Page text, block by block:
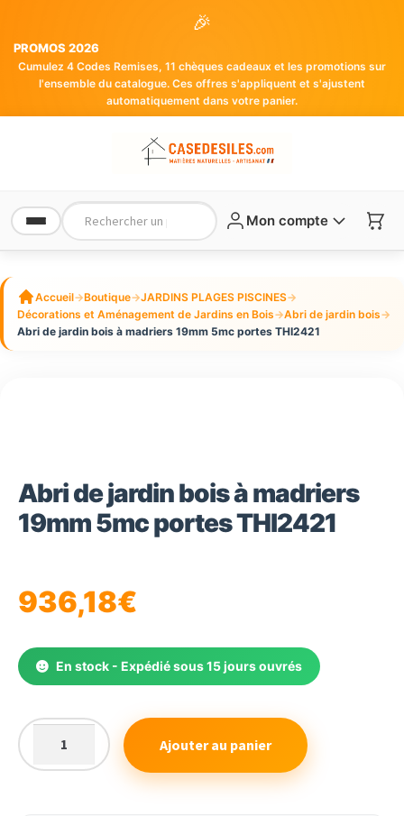
🎉
PROMOS 2026
Cumulez 4 Codes Remises, 11 chèques cadeaux et les promotions sur
l'ensemble du catalogue. Ces offres s'appliquent et s'ajustent
automatiquement dans votre panier.
Mon compte
Accueil→Boutique→JARDINS PLAGES PISCINES→
Décorations et Aménagement de Jardins en Bois→Abri de jardin bois→
Abri de jardin bois à madriers 19mm 5mc portes THI2421
Abri de jardin bois à madriers
19mm 5mc portes THI2421
936,18€
En stock - Expédié sous 15 jours ouvrés
quantité
de
Ajouter au panier